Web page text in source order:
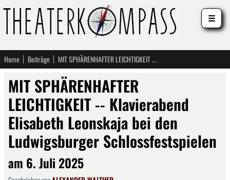
Home Beiträge MIT SPHÄRENHAFTER LEICHTIGKEIT -- Klavierabend Elisabeth Leonskaja bei den Ludwigsburger Schlossfestspielen
MIT SPHÄRENHAFTER
LEICHTIGKEIT -- Klavierabend
Elisabeth Leonskaja bei den
Ludwigsburger Schlossfestspielen
am 6. Juli 2025
☰